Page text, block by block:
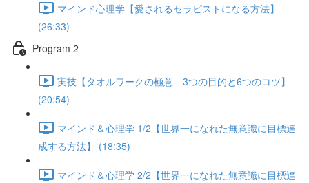
マインド心理学【愛されるセラピストになる方法】
(26:33)
Program 2
実技【タオルワークの極意 3つの目的と6つのコツ】
(20:54)
マインド＆心理学 1/2【世界一になれた無意識に目標達
成する方法】 (18:35)
マインド＆心理学 2/2【世界一になれた無意識に目標達